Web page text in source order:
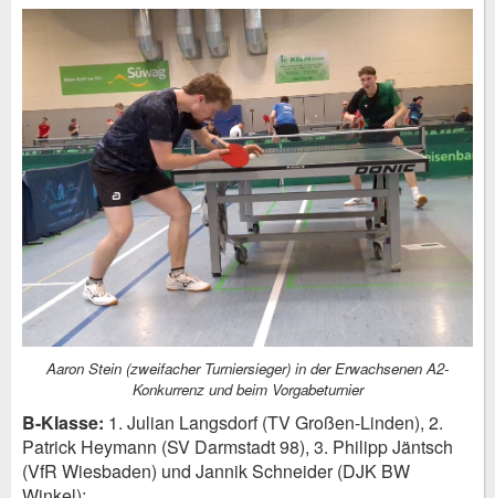
Aaron Stein (zweifacher Turniersieger) in der Erwachsenen A2-
Konkurrenz und beim Vorgabeturnier
B-Klasse: 1. Julian Langsdorf (TV Großen-Linden), 2.
Patrick Heymann (SV Darmstadt 98), 3. Philipp Jäntsch
(VfR Wiesbaden) und Jannik Schneider (DJK BW